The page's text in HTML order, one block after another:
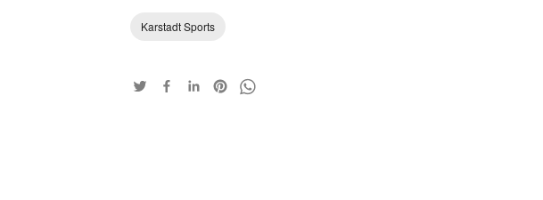
Karstadt Sports